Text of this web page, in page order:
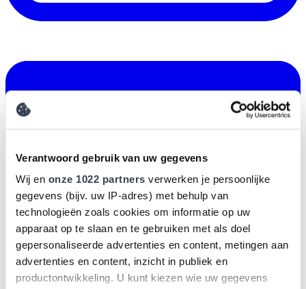
Verantwoord gebruik van uw gegevens
Wij en onze 1022 partners verwerken je persoonlijke
gegevens (bijv. uw IP-adres) met behulp van
technologieën zoals cookies om informatie op uw
apparaat op te slaan en te gebruiken met als doel
gepersonaliseerde advertenties en content, metingen aan
advertenties en content, inzicht in publiek en
productontwikkeling. U kunt kiezen wie uw gegevens